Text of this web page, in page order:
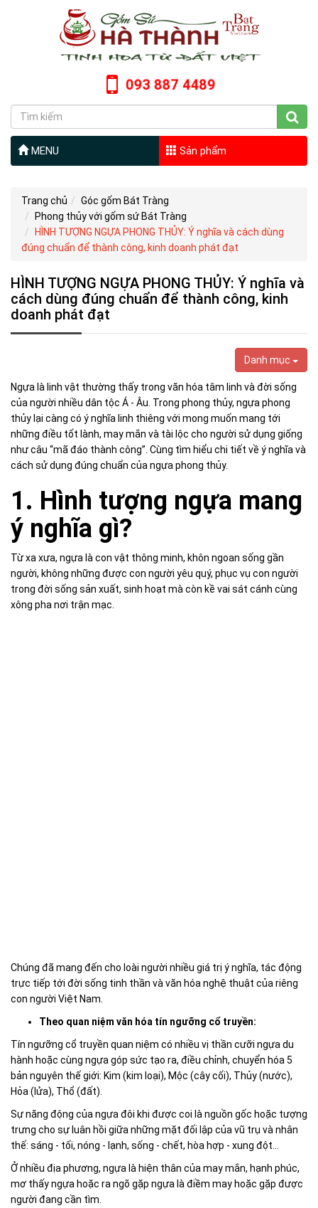
093 887 4489
MENU Sản phẩm
Trang chủ
Góc gốm Bát Tràng
Phong thủy với gốm sứ Bát Tràng
HÌNH TƯỢNG NGỰA PHONG THỦY: Ý nghĩa và cách dùng
đúng chuẩn để thành công, kinh doanh phát đạt
HÌNH TƯỢNG NGỰA PHONG THỦY: Ý nghĩa và
cách dùng đúng chuẩn để thành công, kinh
doanh phát đạt
Danh mục
Ngựa là linh vật thường thấy trong văn hóa tâm linh và đời sống
của người nhiều dân tộc Á - Âu. Trong phong thủy, ngựa phong
thủy lại càng có ý nghĩa linh thiêng với mong muốn mang tới
những điều tốt lành, may mắn và tài lộc cho người sử dụng giống
như câu “mã đáo thành công”. Cùng tìm hiểu chi tiết về ý nghĩa và
cách sử dụng đúng chuẩn của ngựa phong thủy.
1. Hình tượng ngựa mang
ý nghĩa gì?
Từ xa xưa, ngựa là con vật thông minh, khôn ngoan sống gần
người, không những được con người yêu quý, phục vụ con người
trong đời sống sản xuất, sinh hoạt mà còn kề vai sát cánh cùng
xông pha nơi trận mạc.
Chúng đã mang đến cho loài người nhiều giá trị ý nghĩa, tác động
trực tiếp tới đời sống tinh thần và văn hóa nghệ thuật của riêng
con người Việt Nam.
Theo quan niệm văn hóa tín ngưỡng cổ truyền:
Tín ngưỡng cổ truyền quan niệm có nhiều vị thần cưỡi ngựa du
hành hoặc cùng ngựa góp sức tạo ra, điều chỉnh, chuyển hóa 5
bản nguyên thế giới: Kim (kim loại), Mộc (cây cối), Thủy (nước),
Hỏa (lửa), Thổ (đất).
Sự năng động của ngựa đôi khi được coi là nguồn gốc hoặc tượng
trưng cho sự luân hồi giữa những mặt đối lập của vũ trụ và nhân
thế: sáng - tối, nóng - lạnh, sống - chết, hòa hợp - xung đột...
Ở nhiều địa phương, ngựa là hiện thân của may mắn, hạnh phúc,
mơ thấy ngựa hoặc ra ngõ gặp ngựa là điềm may hoặc gặp được
người đang cần tìm.